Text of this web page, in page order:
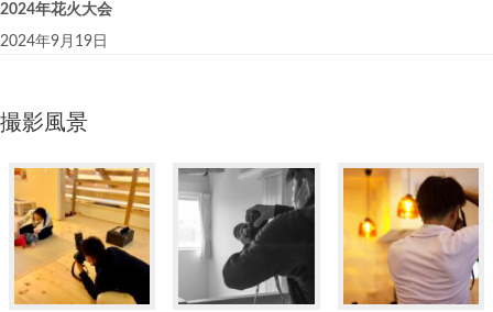
2024年花火大会
2024年9月19日
撮影風景